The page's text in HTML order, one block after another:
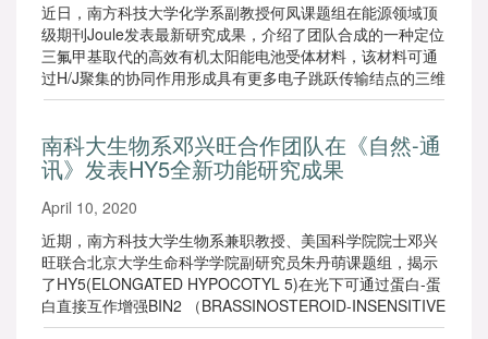
近日，南方科技大学化学系副教授何凤课题组在能源领域顶
级期刊Joule发表最新研究成果，介绍了团队合成的一种定位
三氟甲基取代的高效有机太阳能电池受体材料，该材料可通
过H/J聚集的协同作用形成具有更多电子跳跃传输结点的三维
网络结构，可极大改善电荷在分子间的传输，大幅提高器件
南科大生物系邓兴旺合作团队在《自然-通
讯》发表HY5全新功能研究成果
April 10, 2020
近期，南方科技大学生物系兼职教授、美国科学院院士邓兴
旺联合北京大学生命科学学院副研究员朱丹萌课题组，揭示
了HY5(ELONGATED HYPOCOTYL 5)在光下可通过蛋白-蛋
白直接互作增强BIN2 （BRASSINOSTEROID-INSENSITIVE
2）的激酶活性，抑制幼苗下胚轴伸长。相关论文